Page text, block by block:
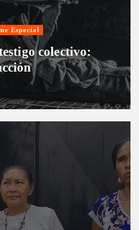
Especial
colectivo: